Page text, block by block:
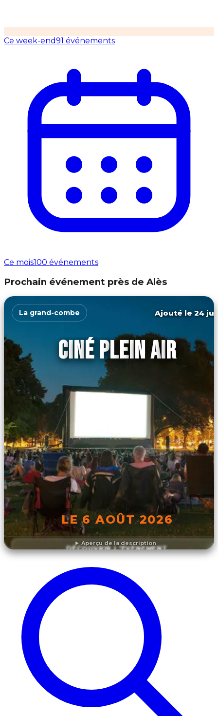
Ce week-end91 événements
Ce mois100 événements
Prochain événement près de Alès
Aperçu de la description
La grand-combe Ajouté le 24
CINÉ PLEIN AIR
LE 6 AOÛT 2026
DÉCOUVRIR L'ÉVÉNEMENT